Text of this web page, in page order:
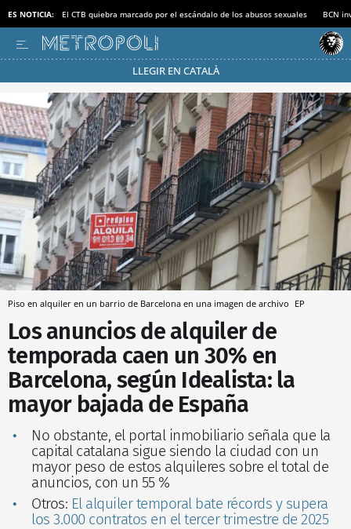
ES NOTICIA: El CTB quiebra marcado por el escándalo de los abusos sexuales BCN
LLEGIR EN CATALÀ
Pásate al MODO AHORRO
Piso en alquiler en un barrio de Barcelona en una imagen de archivo EP
Los anuncios de alquiler de
temporada caen un 30% en
Barcelona, según Idealista: la
mayor bajada de España
No obstante, el portal inmobiliario señala que la
capital catalana sigue siendo la ciudad con un
mayor peso de estos alquileres sobre el total de
anuncios, con un 55 %
Otros: El alquiler temporal bate récords y supera
los 3.000 contratos en el tercer trimestre de 2025